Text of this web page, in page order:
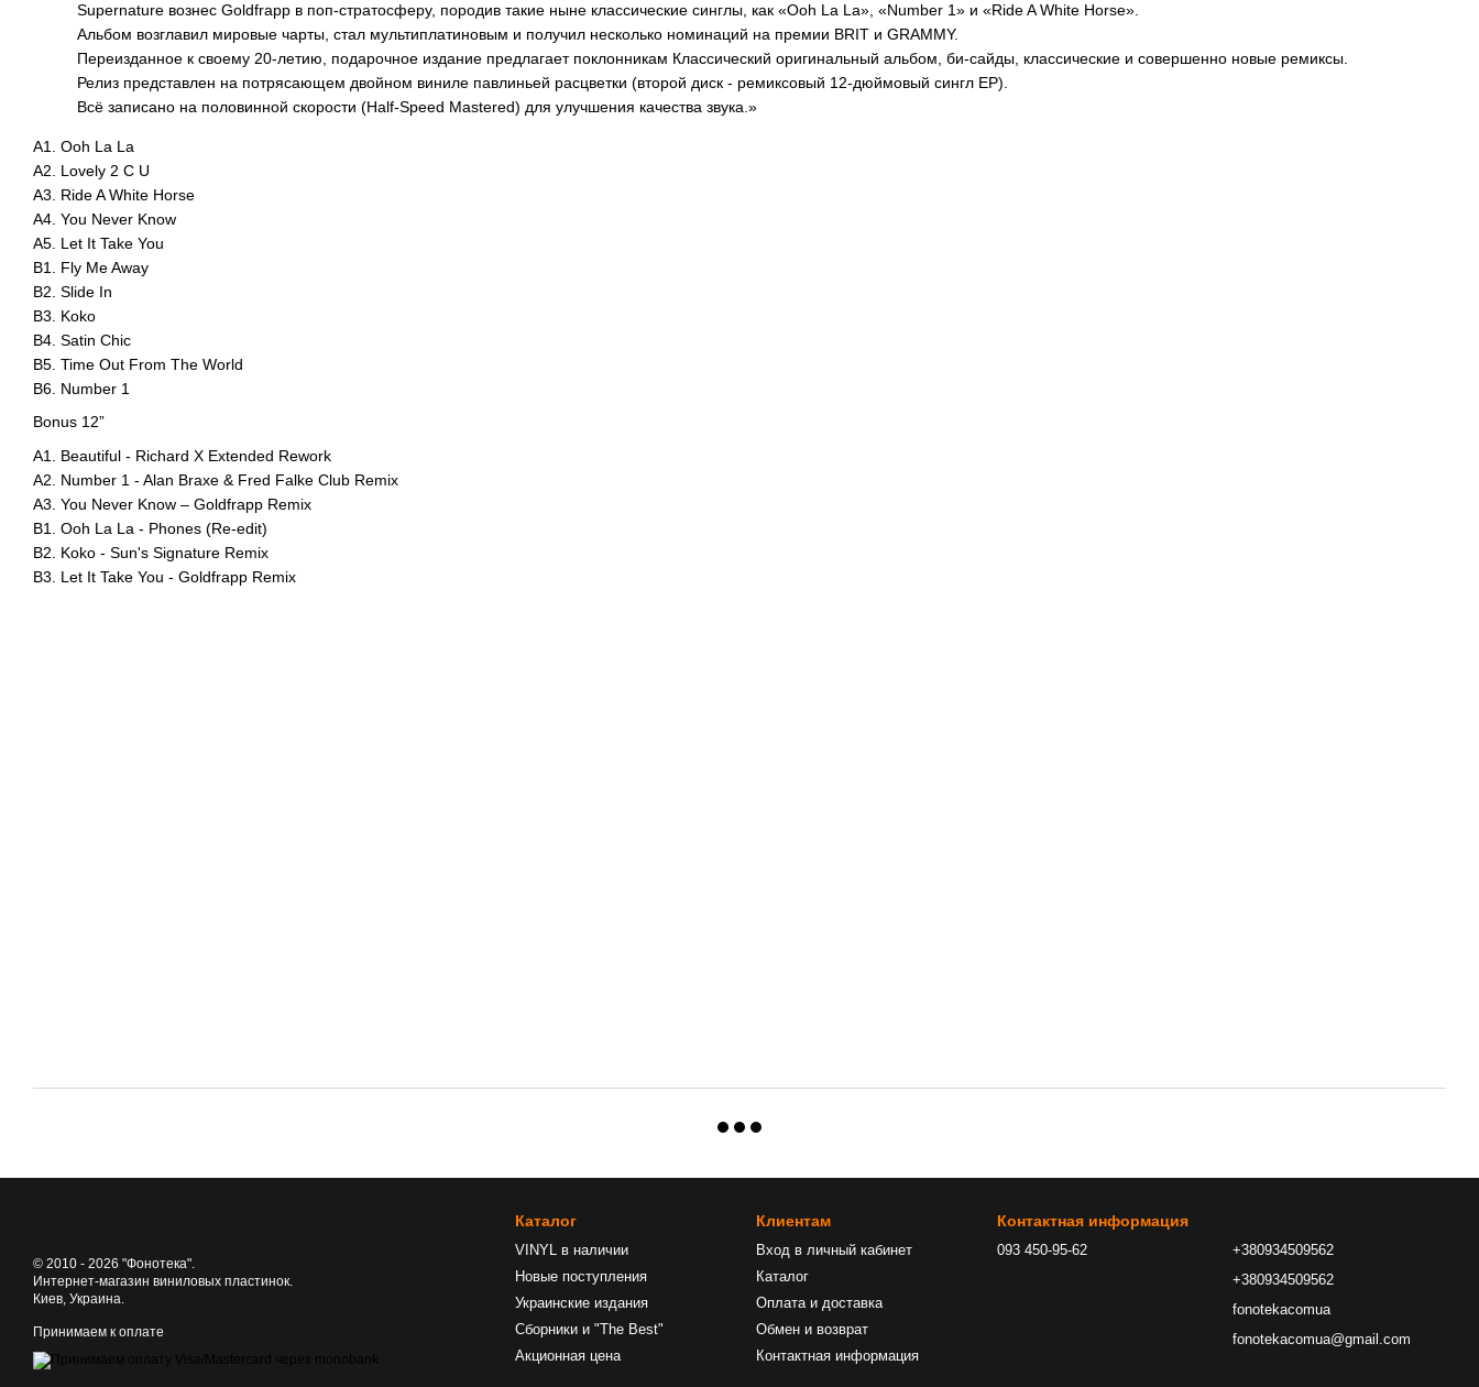
Supernature вознес Goldfrapp в поп-стратосферу, породив такие ныне классические синглы, как «Ooh La La», «Number 1» и «Ride A White Horse».
Альбом возглавил мировые чарты, стал мультиплатиновым и получил несколько номинаций на премии BRIT и GRAMMY.
Переизданное к своему 20-летию, подарочное издание предлагает поклонникам Классический оригинальный альбом, би-сайды, классические и совершенно новые ремиксы.
Релиз представлен на потрясающем двойном виниле павлиньей расцветки (второй диск - ремиксовый 12-дюймовый сингл EP).
Всё записано на половинной скорости (Half-Speed Mastered) для улучшения качества звука.»
A1. Ooh La La
A2. Lovely 2 C U
A3. Ride A White Horse
A4. You Never Know
A5. Let It Take You
B1. Fly Me Away
B2. Slide In
B3. Koko
B4. Satin Chic
B5. Time Out From The World
B6. Number 1
Bonus 12”
A1. Beautiful - Richard X Extended Rework
A2. Number 1 - Alan Braxe & Fred Falke Club Remix
A3. You Never Know – Goldfrapp Remix
B1. Ooh La La - Phones (Re-edit)
B2. Koko - Sun's Signature Remix
B3. Let It Take You - Goldfrapp Remix
© 2010 - 2026 "Фонотека".
Интернет-магазин виниловых пластинок.
Киев, Украина.
Принимаем к оплате
Каталог
VINYL в наличии
Новые поступления
Украинские издания
Сборники и "The Best"
Акционная цена
Клиентам
Вход в личный кабинет
Каталог
Оплата и доставка
Обмен и возврат
Контактная информация
Контактная информация
093 450-95-62
+380934509562
+380934509562
fonotekacomua
fonotekacomua@gmail.com